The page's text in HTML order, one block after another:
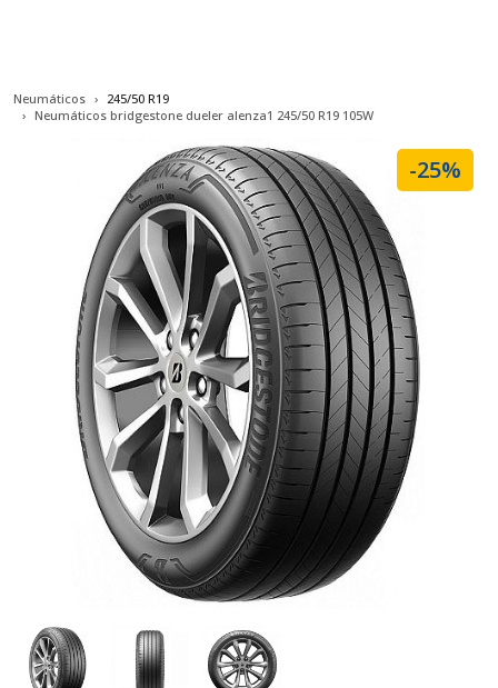
Neumáticos
245/50 R19
Neumáticos bridgestone dueler alenza1 245/50 R19 105W
-25%